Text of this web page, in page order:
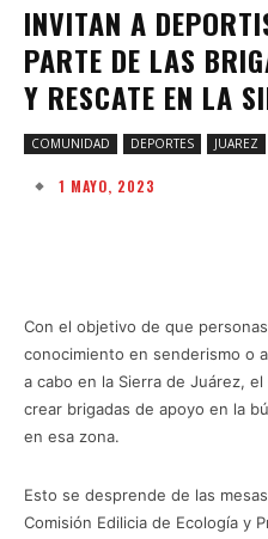
INVITAN A
PARTE DE LAS
Y RESCATE EN LA
COMUNIDAD DEPORTES JUAREZ
1 MAYO, 2023
Con el objetivo de que
conocimiento en senderismo o
a cabo en la Sierra de Juárez,
crear brigadas de apoyo en la
en esa zona.
Esto se desprende de las
Comisión Edilicia de Ecología y